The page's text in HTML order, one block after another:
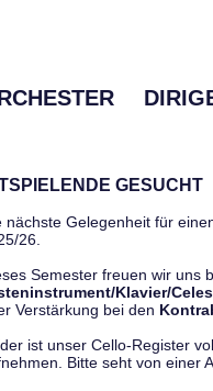
GESUCHT
nächste Gelegenheit für
26.
Semester freuen wir uns
Klavier/
Verstärkung bei den
ist unser Cello-Register
Bitte seht von einer